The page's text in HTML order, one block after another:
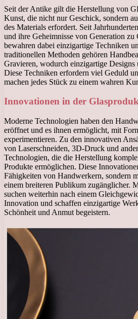
Seit der Antike gilt die Herstellung von
Kunst, die nicht nur Geschick, sondern
des Materials erfordert. Seit
und ihre Geheimnisse von Generation zu
bewahren dabei einzigartige Techniken
traditionellen Methoden gehören
Gravieren, wodurch einzigartige Designs
Diese Techniken erfordern viel Geduld
machen jedes Stück zu einem wahren
Innovationen in der
Moderne Technologien haben den
eröffnet und es ihnen ermöglicht, mit
experimentieren. Zu den innovativen
von Laserschneiden, 3D-Druck und
Technologien, die die Herstellung
Produkte ermöglichen. Diese
Fähigkeiten von Handwerkern, sondern
einem breiteren Publikum zugänglicher.
suchen weiterhin nach einem
Innovation und schaffen einzigartige
Schönheit und Anmut begeistern.